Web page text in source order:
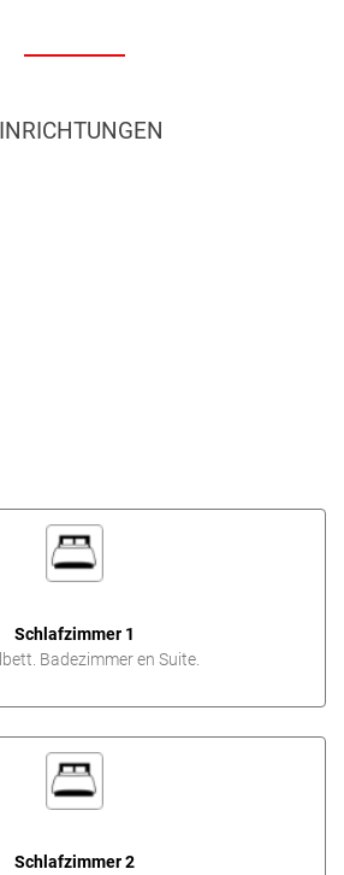
Schlafzimmer 1
Badezimmer en Suite.
Schlafzimmer 2